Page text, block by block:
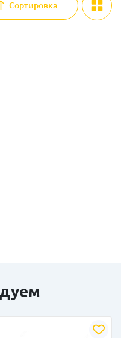
Сортировка